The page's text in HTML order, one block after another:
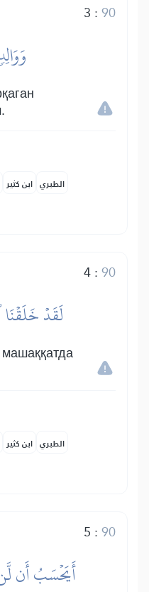
3 :90
ابن كثير الطبري
4:90
لَقَدۡ
ابن كثير الطبري
5 :90
أَيَحۡسَبُ أَن